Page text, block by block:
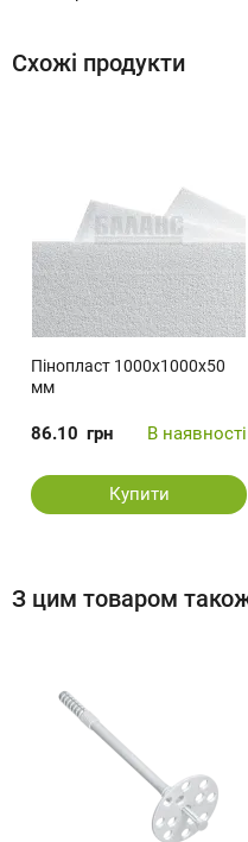
Схожі продукти
Пінопласт 1000x1000x50
мм
86.10 грн В наявності
Купити
З цим товаром